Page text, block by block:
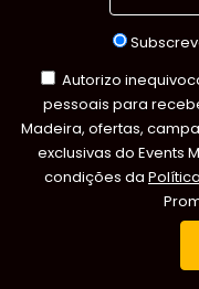
Autorizo
pessoais para
Madeira, ofertas,
exclusivas do Events
condições da